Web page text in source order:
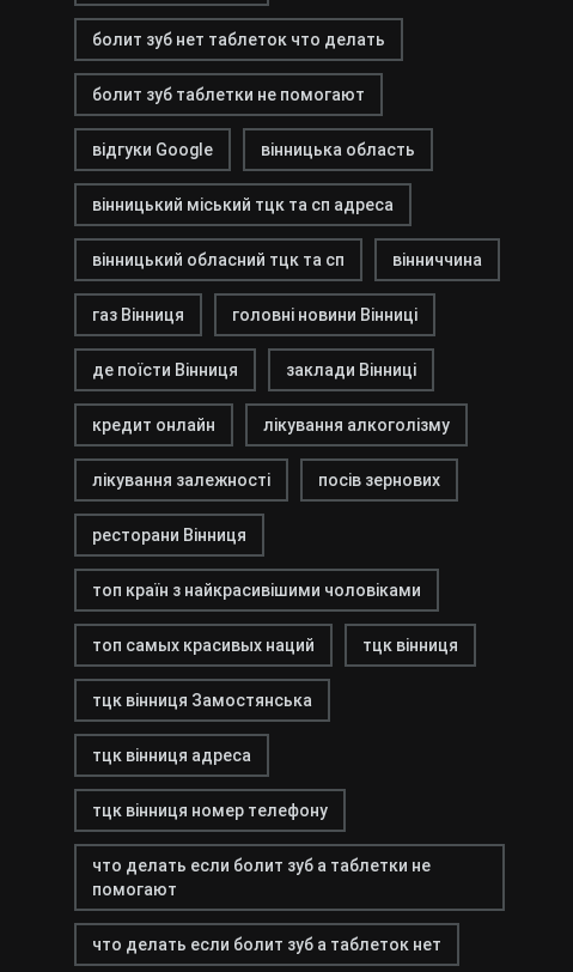
болит зуб нет таблеток что делать
болит зуб таблетки не помогают
відгуки Google вінницька область
вінницький міський тцк та сп адреса
вінницький обласний тцк та сп вінниччина
газ Вінниця головні новини Вінниці
де поїсти Вінниця заклади Вінниці
кредит онлайн лікування алкоголізму
лікування залежності посів зернових
ресторани Вінниця
топ країн з найкрасивішими чоловіками
топ самых красивых наций тцк вінниця
тцк вінниця Замостянська
тцк вінниця адреса
тцк вінниця номер телефону
что делать если болит зуб а таблетки не
помогают
что делать если болит зуб а таблеток нет